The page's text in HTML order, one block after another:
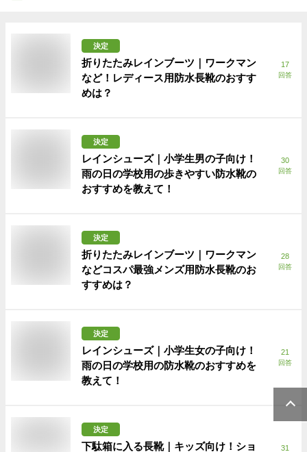
決定
折りたたみレインブーツ｜ワークマン
など！レディース用防水長靴のおすす
めは？
17
回答
決定
レインシューズ｜小学生男の子向け！
雨の日の学校用の歩きやすい防水靴の
おすすめを教えて！
30
回答
決定
折りたたみレインブーツ｜ワークマン
などコスパ最強メンズ用防水長靴のお
すすめは？
28
回答
決定
レインシューズ｜小学生女の子向け！
雨の日の学校用の防水靴のおすすめを
教えて！
21
回答
決定
下駄箱に入る長靴｜キッズ向け！ショ 31